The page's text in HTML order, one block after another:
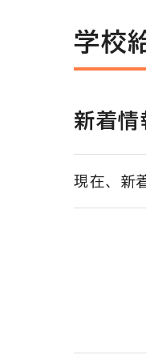
学校
新着情
現在、新